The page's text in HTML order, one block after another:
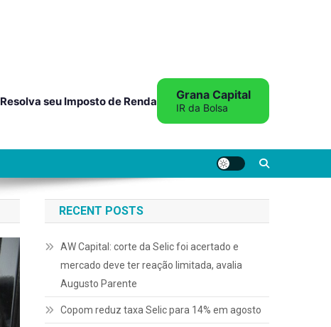
Resolva seu Imposto de Renda Grana Capital
IR da Bolsa
RECENT POSTS
AW Capital: corte da Selic foi acertado e
mercado deve ter reação limitada, avalia
Augusto Parente
Copom reduz taxa Selic para 14% em agosto